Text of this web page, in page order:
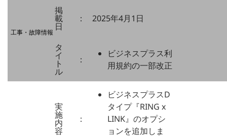
工事・故障情報
お客さまサポートサイト
SDPFナレッジセンター
NTTドコモ 通信障害情報
掲
載
日
： 2025年4月1日
タ
イ
ト
ル
：
ビジネスプラス利
用規約の一部改正
実
施
内
容
：
ビジネスプラスD
タイプ『RING x
LINK』のオプシ
ョンを追加しま